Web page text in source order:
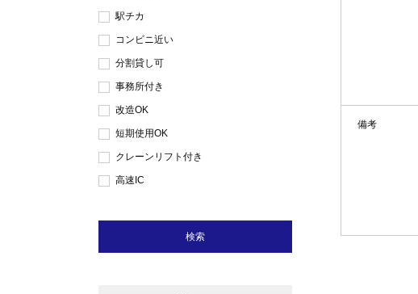
備考
駅チカ
コンビニ近い
分割貸し可
事務所付き
改造OK
短期使用OK
クレーンリフト付き
高速IC
検索